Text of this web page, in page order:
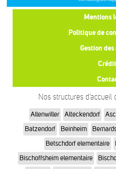
Mentions
Politique de
Gestion
Nos structures d’accueil
Allenwiller Alteckendorf
Batzendorf
Beinheim
Betschdorf elementaire
Bischoffsheim elementaire